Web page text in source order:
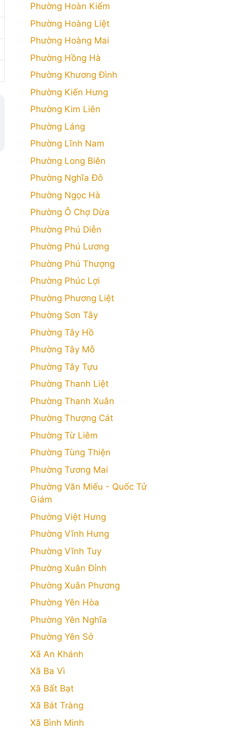
Phường Hoàn Kiếm
Phường Hoàng Liệt
Phường Hoàng Mai
Phường Hồng Hà
Phường Khương Đình
Phường Kiến Hưng
Phường Kim Liên
Phường Láng
Phường Lĩnh Nam
Phường Long Biên
Phường Nghĩa Đô
Phường Ngọc Hà
Phường Ô Chợ Dừa
Phường Phú Diễn
Phường Phú Lương
Phường Phú Thượng
Phường Phúc Lợi
Phường Phương Liệt
Phường Sơn Tây
Phường Tây Hồ
Phường Tây Mỗ
Phường Tây Tựu
Phường Thanh Liệt
Phường Thanh Xuân
Phường Thượng Cát
Phường Từ Liêm
Phường Tùng Thiện
Phường Tương Mai
Phường Văn Miếu - Quốc Tử
Giám
Phường Việt Hưng
Phường Vĩnh Hưng
Phường Vĩnh Tuy
Phường Xuân Đỉnh
Phường Xuân Phương
Phường Yên Hòa
Phường Yên Nghĩa
Phường Yên Sở
Xã An Khánh
Xã Ba Vì
Xã Bất Bạt
Xã Bát Tràng
Xã Bình Minh